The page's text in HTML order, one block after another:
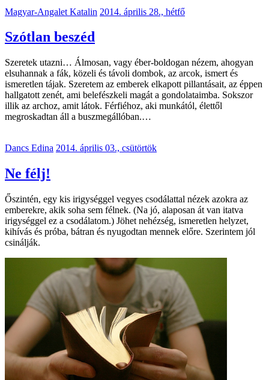
Magyar-Angalet Katalin 2014. április 28., hétfő
Szótlan beszéd
Szeretek utazni… Álmosan, vagy éber-boldogan nézem, ahogyan
elsuhannak a fák, közeli és távoli dombok, az arcok, ismert és
ismeretlen tájak. Szeretem az emberek elkapott pillantásait, az éppen
hallgatott zenét, ami belefészkeli magát a gondolataimba. Sokszor
illik az archoz, amit látok. Férfiéhoz, aki munkától, élettől
megroskadtan áll a buszmegállóban.…
Dancs Edina 2014. április 03., csütörtök
Ne félj!
Őszintén, egy kis irigységgel vegyes csodálattal nézek azokra az
emberekre, akik soha sem félnek. (Na jó, alaposan át van itatva
irigységgel ez a csodálatom.) Jöhet nehézség, ismeretlen helyzet,
kihívás és próba, bátran és nyugodtan mennek előre. Szerintem jól
csinálják.